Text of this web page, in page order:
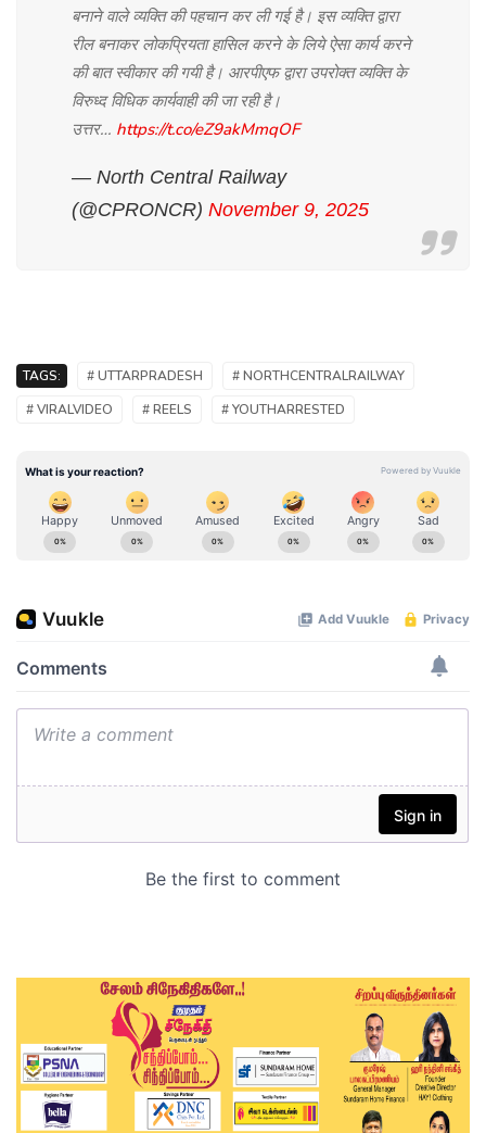
बनाने वाले व्यक्ति की पहचान कर ली गई है। इस व्यक्ति द्वारा
रील बनाकर लोकप्रियता हासिल करने के लिये ऐसा कार्य करने
की बात स्वीकार की गयी है। आरपीएफ द्वारा उपरोक्त व्यक्ति के
विरुध्द विधिक कार्यवाही की जा रही है।
उत्तर… https://t.co/eZ9akMmqOF
— North Central Railway
(@CPRONCR) November 9, 2025
TAGS: # UTTARPRADESH
# NORTHCENTRALRAILWAY
# VIRALVIDEO
# REELS # YOUTHARRESTED